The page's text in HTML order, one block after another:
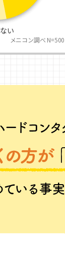
ない
メニコン調べ N=500